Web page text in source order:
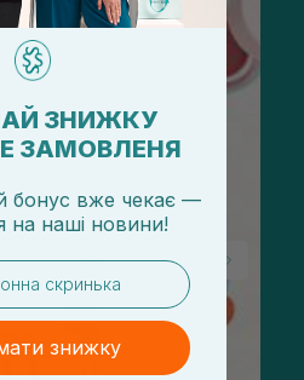
ЗНИЖКУ
ЗАМОВЛЕНЯ
бонус вже чекає —
на наші новини!
знижку